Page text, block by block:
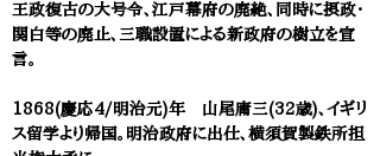
王政復古の大号令、江戸幕府の廃絶、同時に摂政・
関白等の廃止、三職設置による新政府の樹立を宣
言。
1868(慶応4/明治元)年 山尾庸三(32歳)、イギリ
ス留学より帰国。明治政府に出仕、横須賀製鉄所担